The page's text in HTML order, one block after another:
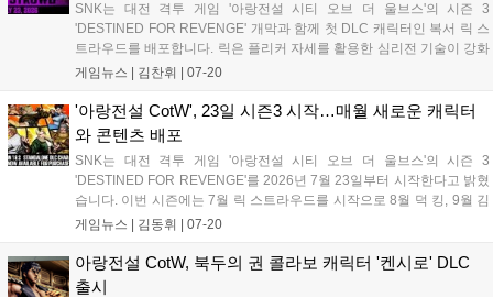
SNK는 대전 격투 게임 '아랑전설 시티 오브 더 울브스'의 시즌 3
'DESTINED FOR REVENGE' 개막과 함께 첫 DLC 캐릭터인 복서 릭 스
트라우드를 배포합니다. 릭은 플리커 자세를 활용한 심리전 기술이 강화
된 테크니컬 파이터로, 이번 시즌을 통해 매월 새로운 DLC 캐릭터와 스
된 리벤지 에디션도 함께 제공되어 사우스 타운의 전투가 더욱 뜨거워질
전망입니다....
게임뉴스 | 김찬휘 07-20
'아랑전설 CotW', 23일 시즌3 시작…매월 새로운 캐릭터
와 콘텐츠 배포
SNK는 대전 격투 게임 '아랑전설 시티 오브 더 울브스'의 시즌 3
'DESTINED FOR REVENGE'를 2026년 7월 23일부터 시작한다고 밝혔
습니다. 이번 시즌에는 7월 릭 스트라우드를 시작으로 8월 덕 킹, 9월 김
갑환, 11월 라오콘이 순차 참전하며 10월과 12월에는 미공개 캐릭터가
함께 진행될 예정입니다....
게임뉴스 | 김동휘 07-20
아랑전설 CotW, 북두의 권 콜라보 캐릭터 '켄시로' DLC
출시